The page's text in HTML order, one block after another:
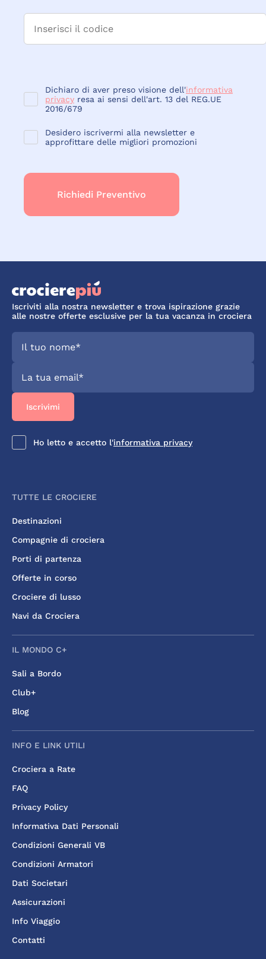
Dichiaro di aver preso visione dell'informativa
privacy resa ai sensi dell'art. 13 del REG.UE
2016/679
Desidero iscrivermi alla newsletter e
approfittare delle migliori promozioni
Iscriviti alla nostra newsletter e trova ispirazione grazie
alle nostre offerte esclusive per la tua vacanza in crociera
Ho letto e accetto l'informativa privacy
TUTTE LE CROCIERE
Destinazioni
Compagnie di crociera
Porti di partenza
Offerte in corso
Crociere di lusso
Navi da Crociera
IL MONDO C+
Sali a Bordo
Club+
Blog
INFO E LINK UTILI
Crociera a Rate
FAQ
Privacy Policy
Informativa Dati Personali
Condizioni Generali VB
Condizioni Armatori
Dati Societari
Assicurazioni
Info Viaggio
Contatti